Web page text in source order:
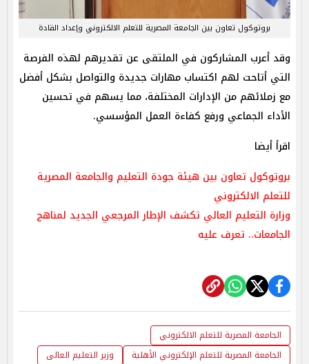
بروتوكول تعاون بين الجامعة المصرية للتعلم الالكتروني وإعداد القادة
وقد أعرب المشاركون في الملتقى عن تقديرهم لهذه الفرصة
التي أتاحت لهم اكتساب مهارات جديدة والتواصل بشكل أفضل
مع زملائهم من الإدارات المختلفة، مما يسهم في تحسين
الأداء الجماعي ورفع كفاءة العمل المؤسسي.
اقرأ أيضا
بروتوكول تعاون بين هيئة جودة التعليم والجامعة المصرية
للتعلم الالكتروني
وزارة التعليم العالي تكشف الإطار المرجعي الجديد لمناهج
الجامعات.. تعرف عليه
الجامعة المصرية للتعلم الالكتروني
الجامعة المصرية للتعلم الإلكتروني الأهلية
وزير التعليم العالى